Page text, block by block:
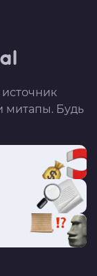
митапы. Будь